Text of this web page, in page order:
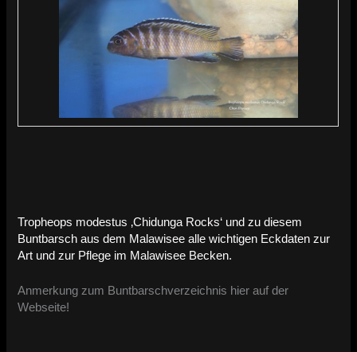
Tropheops modestus ‚Chidunga Rocks‘ und zu diesem
Buntbarsch aus dem Malawisee alle wichtigen Eckdaten zur
Art und zur Pflege im Malawisee Becken.
Anmerkung zum Buntbarschverzeichnis hier auf der
Webseite!